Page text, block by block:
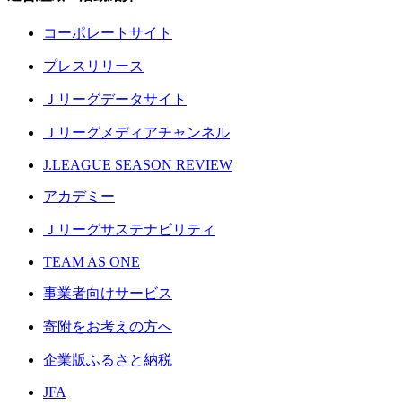
コーポレートサイト
プレスリリース
Ｊリーグデータサイト
Ｊリーグメディアチャンネル
J.LEAGUE SEASON REVIEW
アカデミー
Ｊリーグサステナビリティ
TEAM AS ONE
事業者向けサービス
寄附をお考えの方へ
企業版ふるさと納税
JFA